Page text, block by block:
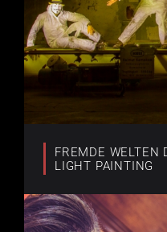
FREMDE WELTEN
LIGHT PAINTING